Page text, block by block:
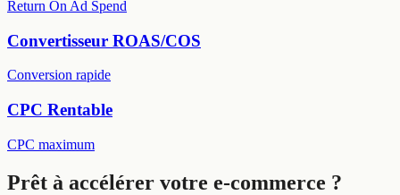
Return On Ad Spend
Convertisseur ROAS/COS
Conversion rapide
CPC Rentable
CPC maximum
Prêt à accélérer votre e-commerce ?